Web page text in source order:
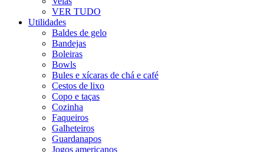
VER TUDO
Utilidades
Baldes de gelo
Bandejas
Boleiras
Bowls
Bules e xícaras de chá e café
Cestos de lixo
Copo e taças
Cozinha
Faqueiros
Galheteiros
Guardanapos
Jogos americanos